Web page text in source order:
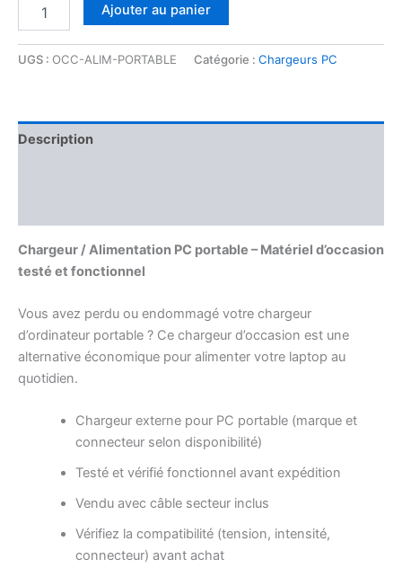
Ajouter au panier
UGS : OCC-ALIM-PORTABLE Catégorie : Chargeurs PC
Description
Chargeur / Alimentation PC portable – Matériel d’occasion
testé et fonctionnel
Vous avez perdu ou endommagé votre chargeur
d’ordinateur portable ? Ce chargeur d’occasion est une
alternative économique pour alimenter votre laptop au
quotidien.
Chargeur externe pour PC portable (marque et
connecteur selon disponibilité)
Testé et vérifié fonctionnel avant expédition
Vendu avec câble secteur inclus
Vérifiez la compatibilité (tension, intensité,
connecteur) avant achat